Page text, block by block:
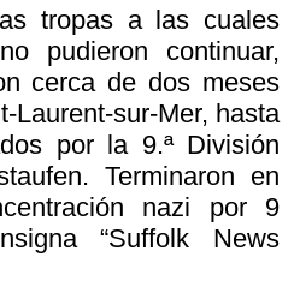
tropas a las cuales
pudieron continuar,
cerca de dos meses
Laurent-sur-Mer, hasta
por la 9.ª División
Terminaron en
nazi por 9
“Suffolk News